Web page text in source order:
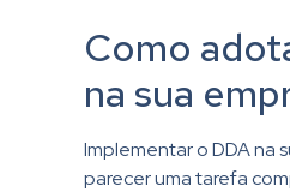
Como
na sua
Implementar o DDA na
parecer uma tarefa